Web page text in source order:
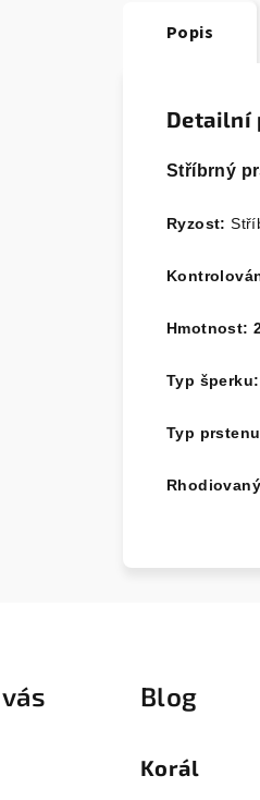
Popis
Detailní
Stříbrný
Ryzost:
Hmotnost:
Typ šperku:
Typ
Blog
Korál